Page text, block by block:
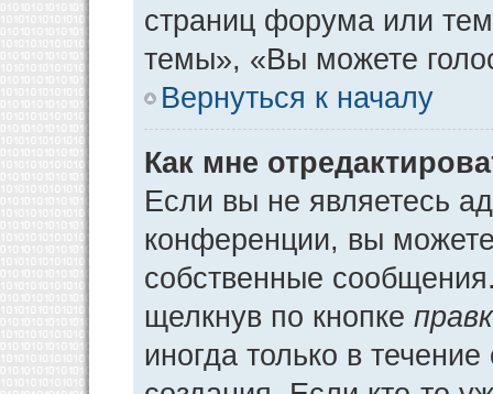
страниц форума или
темы», «Вы можете
Вернуться к началу
Как мне
Если вы не являетесь
конференции, вы можете
собственные
щелкнув по кнопке
иногда только в